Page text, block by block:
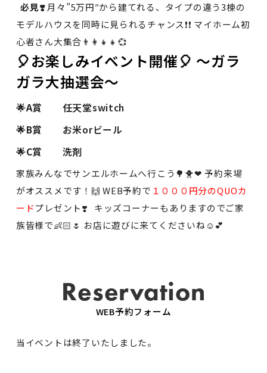
必見❣️月々”5万円″から建てれる、タイプの違う3棟の
モデルハウスを同時に見られるチャンス❗❗ マイホーム初
心者さん大集合👨‍👩‍👧‍👧💞
🎈お楽しみイベント開催🎈 ～ガラ
ガラ大抽選会～
🌟A賞 任天堂switch
🌟B賞 お米orビール
🌟C賞 洗剤
家族みんなでサンエルホームへ行こう🌳🐥❤ 予約来場
がオススメです！🙌 WEB予約で １０００円分のQUOカ
ードプレゼント❣️ キッズコーナーもありますのでご家
族皆様で👶🏻🌷 お店に遊びに来てくださいね☺️💕
Reservation
WEB予約フォーム
当イベントは終了いたしました。